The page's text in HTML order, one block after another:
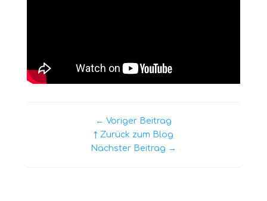
← Voriger Beitrag
↑ Zurück zum Blog
Nächster Beitrag →